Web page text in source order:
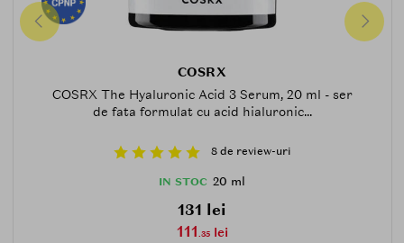
COSRX
COSRX The Hyaluronic Acid 3 Serum, 20 ml - ser
de fata formulat cu acid hialuronic...
8 de review-uri
IN STOC 20 ml
131 lei
111.35lei